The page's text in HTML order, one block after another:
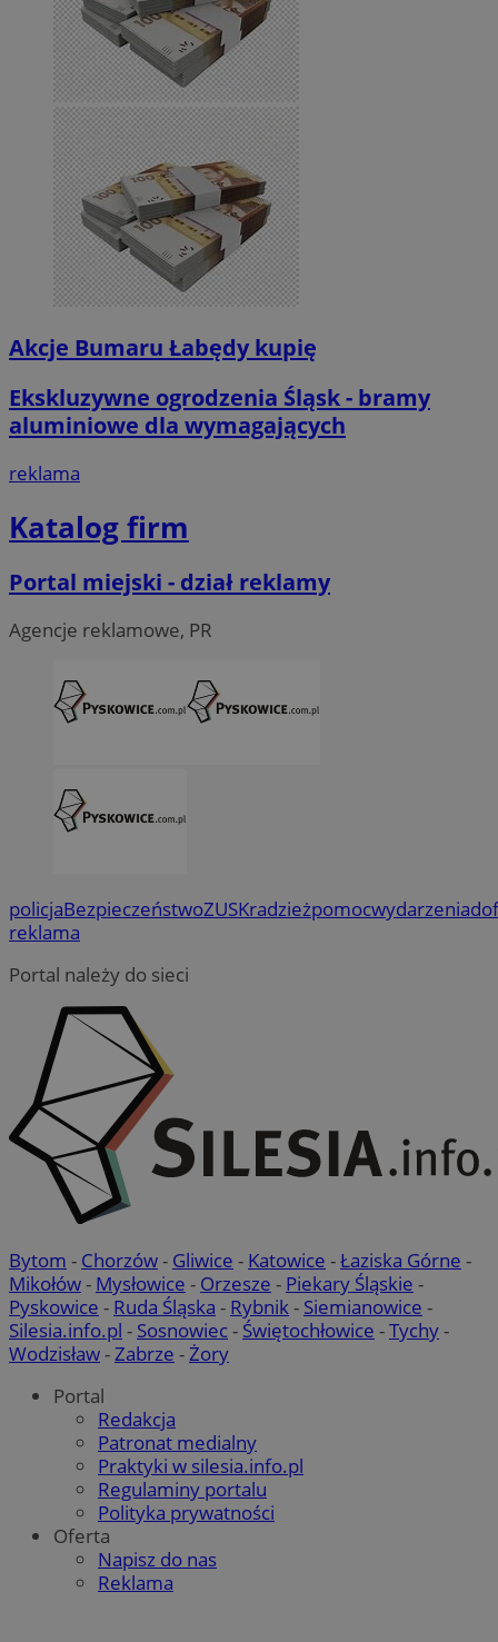
Akcje Bumaru Łabędy kupię
Ekskluzywne ogrodzenia Śląsk - bramy
aluminiowe dla wymagających
reklama
Katalog firm
Portal miejski - dział reklamy
Agencje reklamowe, PR
policjaBezpieczeństwoZUSKradzieżpomocwydarzenia
reklama
Portal należy do sieci
Bytom - Chorzów- Gliwice - Katowice -Łaziska Górne -
Mikołów- Mysłowice - Orzesze - Piekary Śląskie -
Pyskowice - Ruda Śląska - Rybnik - Siemianowice -
Silesia.info.pl - Sosnowiec- Świętochłowice -Tychy-
Wodzisław- Zabrze - Żory
Portal
Redakcja
Patronat medialny
Praktyki w silesia.info.pl
Regulaminy portalu
Polityka prywatności
Oferta
Napisz do nas
Reklama